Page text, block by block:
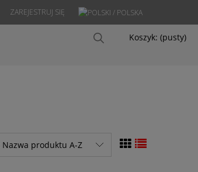
ZAREJESTRUJ SIĘ
Koszyk: (pusty)
Nazwa produktu A-Z